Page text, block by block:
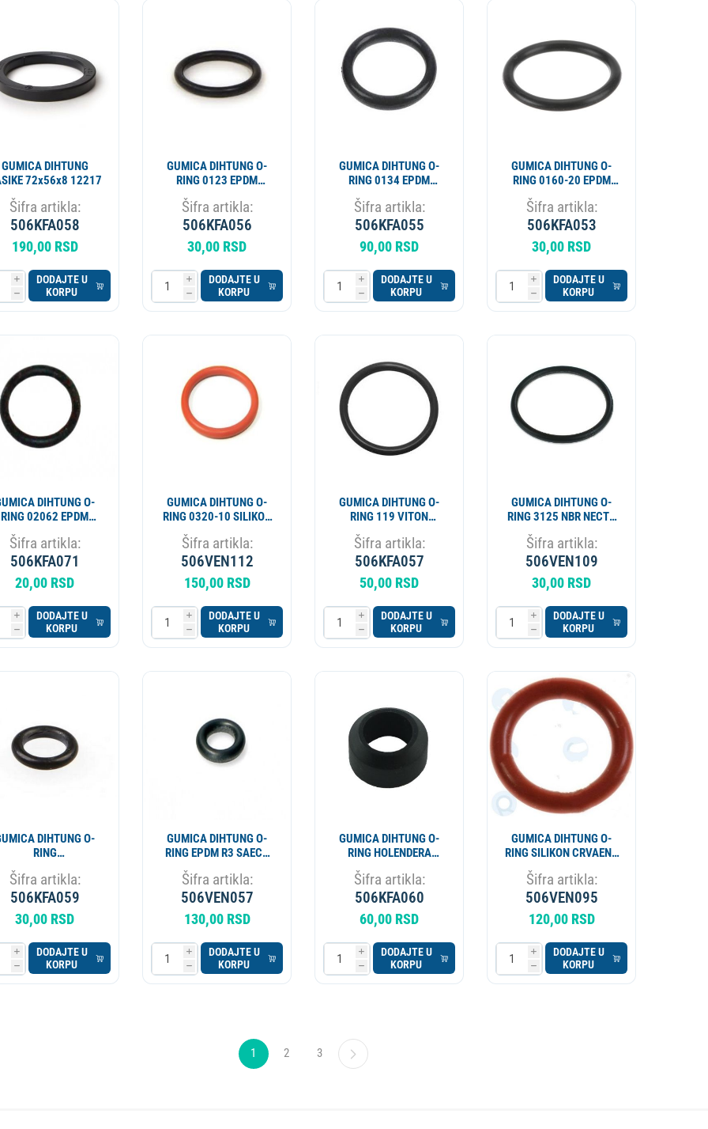
GUMICA DIHTUNG
72x56x8 12217
Šifra artikla:
506KFA058
190,00 RSD
i
h
DODAJTE U
KORPU
GUMICA DIHTUNG O-
RING 0123 EPDM
17.86x2.62 12300026
Šifra artikla:
506KFA056
30,00 RSD
i
h
DODAJTE U
KORPU
GUMICA DIHTUNG O-
RING 0134 EPDM
25.8x3.35 12336001
Šifra artikla:
506KFA055
90,00 RSD
i
h
DODAJTE U
KORPU
GUMICA DIHTUNG O-
RING 0160-20 EPDM
CEVI STIMERA
Šifra artikla:
506KFA053
30,00 RSD
i
h
DODAJTE U
KORPU
DIHTUNG O-
RING 02062 EPDM
CRNA 1,78 mm 15,60
mm
Šifra artikla:
506KFA071
20,00 RSD
i
h
DODAJTE U
KORPU
GUMICA DIHTUNG O-
RING 0320-10 SILIKON
SAECO NM01.044
Šifra artikla:
506VEN112
150,00 RSD
i
h
DODAJTE U
KORPU
GUMICA DIHTUNG O-
RING 119 VITON
15.08x2.62 12303
Šifra artikla:
506KFA057
50,00 RSD
i
h
DODAJTE U
KORPU
GUMICA DIHTUNG O-
RING 3125 NBR NECTA
SAECO LAVAZZA
10063048 094540
Šifra artikla:
506VEN109
30,00 RSD
i
h
DODAJTE U
KORPU
DIHTUNG O-
RING
VENTILA 5.70x1.90
12305
Šifra artikla:
506KFA059
30,00 RSD
i
h
DODAJTE U
KORPU
GUMICA DIHTUNG O-
RING EPDM R3 SAECO
GAGGIA 140328561
Šifra artikla:
506VEN057
130,00 RSD
i
h
DODAJTE U
KORPU
GUMICA DIHTUNG O-
RING HOLENDERA
STAKLENE CEVI EPDM
16x10x8 12200
Šifra artikla:
506KFA060
60,00 RSD
i
h
DODAJTE U
KORPU
GUMICA DIHTUNG O-
RING SILIKON CRVAENA
03050 SAECO
NM01.015
Šifra artikla:
506VEN095
120,00 RSD
i
h
DODAJTE U
KORPU
1 2 3